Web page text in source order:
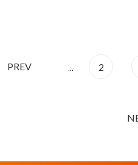
PREV ... 2